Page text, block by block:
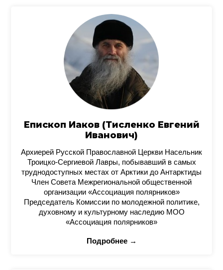
Епископ Иаков (Тисленко Евгений
Иванович)
Архиерей Русской Православной Церкви Насельник
Троицко-Сергиевой Лавры, побывавший в самых
труднодоступных местах от Арктики до Антарктиды
Член Совета Межрегиональной общественной
организации «Ассоциация полярников»
Председатель Комиссии по молодежной политике,
духовному и культурному наследию МОО
«Ассоциация полярников»
Подробнее →